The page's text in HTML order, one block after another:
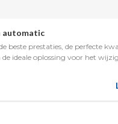
automatic
beste prestaties, de perfecte
ideale oplossing voor het